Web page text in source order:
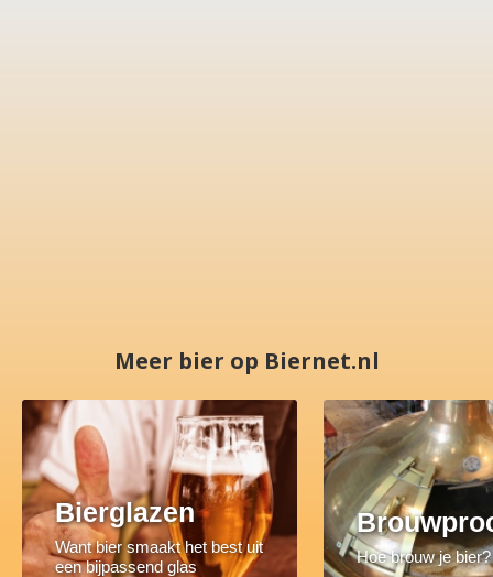
Meer bier op Biernet.nl
Bierglazen
Want bier smaakt het best uit
een bijpassend glas
Hoe brouw je bier?